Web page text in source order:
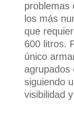
problemas
los más
que
600 litros.
único
agrupados
siguiendo
visibilidad